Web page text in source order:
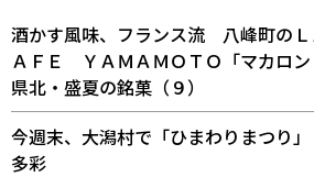
酒かす風味、フランス流 八峰町の
ＡＦＥ ＹＡＭＡＭＯＴＯ「マカロ
県北・盛夏の銘菓（９）
今週末、大潟村で「ひまわりまつり
多彩